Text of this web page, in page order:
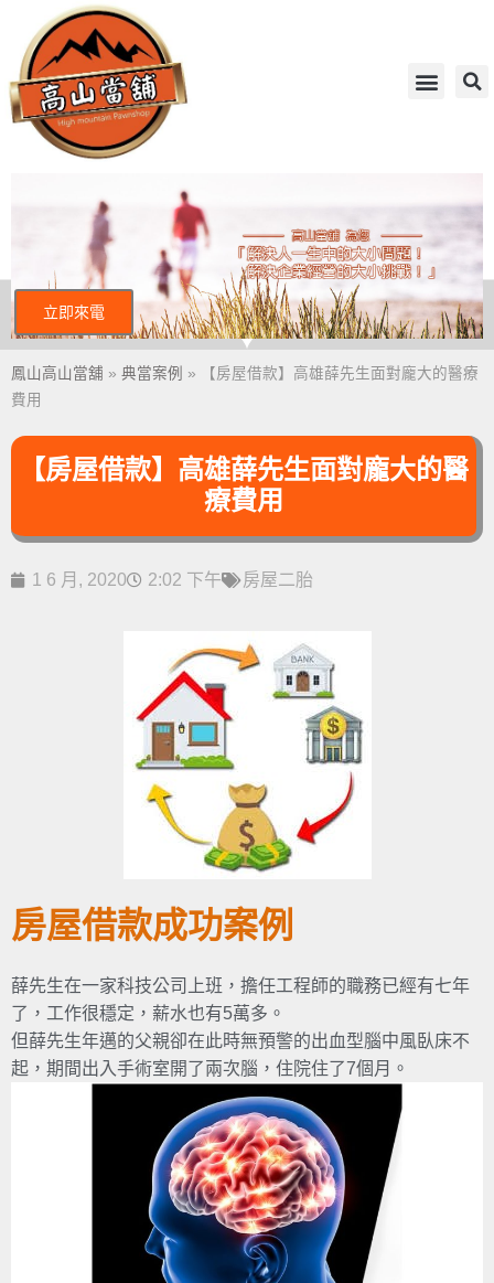
立即來電
鳳山高山當舖 » 典當案例 »
【房屋借款】高雄薛先生面對龐大的醫療
費用
【房屋借款】高雄薛先生面對龐大的醫
療費用
1 6 月, 2020 2:02 下午 房屋二胎
房屋借款成功案例
薛先生在一家科技公司上班，擔任工程師的職務已經有七年
了，工作很穩定，薪水也有5萬多。
但薛先生年邁的父親卻在此時無預警的出血型腦中風臥床不
起，期間出入手術室開了兩次腦，住院住了7個月。